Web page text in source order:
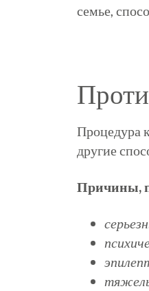
семье,
Процедура
другие
Причины,